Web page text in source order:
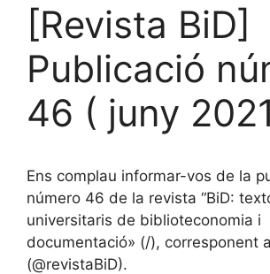
[Revista BiD]
Publicació
46 ( juny
Ens complau informar-vos de la
número 46 de la revista “BiD:
universitaris de biblioteconomia i
documentació» (/), corresponent
(@revistaBiD).